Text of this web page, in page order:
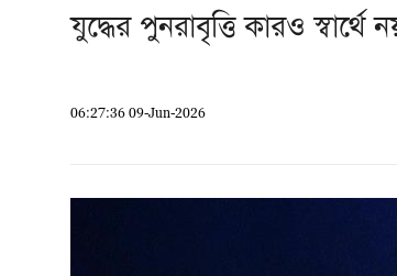
যুদ্ধের পুনরাবৃত্তি কারও স্বার্থে
06:27:36 09-Jun-2026